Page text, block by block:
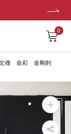
0
様 金彩 金駒刺